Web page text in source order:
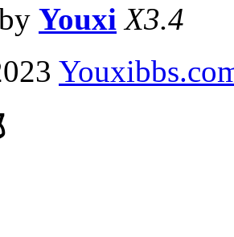
Youxi X3.4